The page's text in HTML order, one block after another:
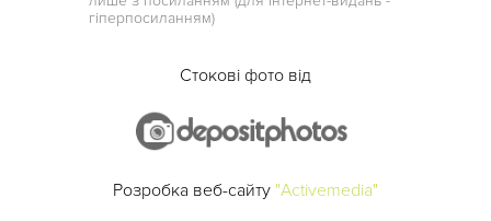
гіперпосиланням)
Стокові фото від
Розробка веб-сайту "Activemedia"